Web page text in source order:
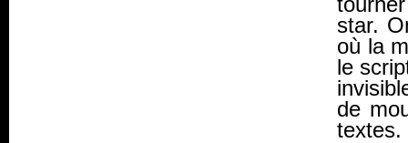
star.
où la
le
de
textes.